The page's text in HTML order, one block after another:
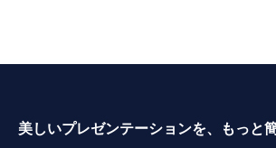
美しいプレゼンテーションを、もっと